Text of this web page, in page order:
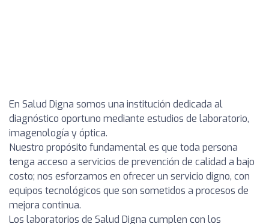
En Salud Digna somos una institución dedicada al
diagnóstico oportuno mediante estudios de laboratorio,
imagenología y óptica.
Nuestro propósito fundamental es que toda persona
tenga acceso a servicios de prevención de calidad a bajo
costo; nos esforzamos en ofrecer un servicio digno, con
equipos tecnológicos que son sometidos a procesos de
mejora continua.
Los laboratorios de Salud Digna cumplen con los